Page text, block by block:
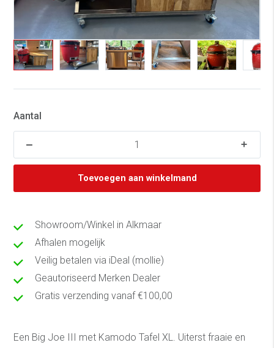
Aantal
Toevoegen aan winkelmand
Showroom/Winkel in Alkmaar
Afhalen mogelijk
Veilig betalen via iDeal (mollie)
Geautoriseerd Merken Dealer
Gratis verzending vanaf €100,00
Een Big Joe III met Kamodo Tafel XL. Uiterst fraaie en